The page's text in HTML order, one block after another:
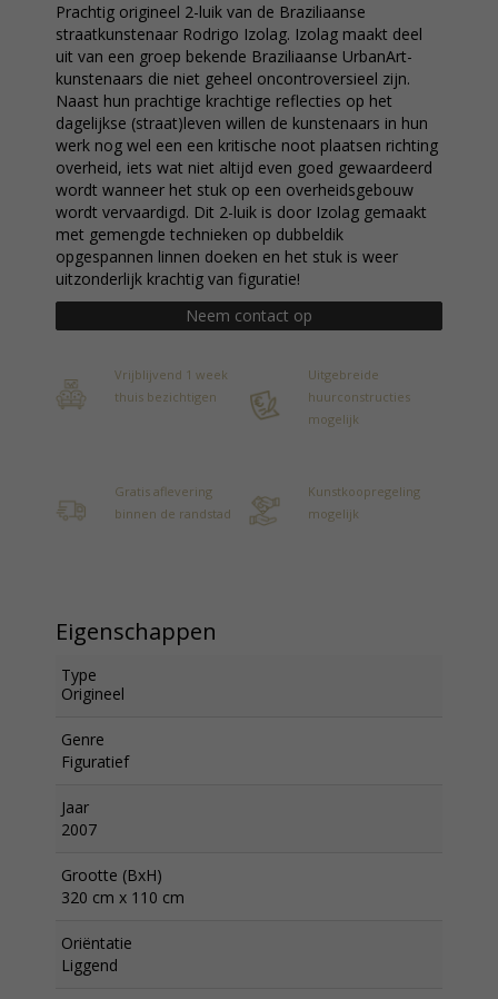
Prachtig origineel 2-luik van de Braziliaanse
straatkunstenaar Rodrigo Izolag. Izolag maakt deel
uit van een groep bekende Braziliaanse UrbanArt-
kunstenaars die niet geheel oncontroversieel zijn.
Naast hun prachtige krachtige reflecties op het
dagelijkse (straat)leven willen de kunstenaars in hun
werk nog wel een een kritische noot plaatsen richting
overheid, iets wat niet altijd even goed gewaardeerd
wordt wanneer het stuk op een overheidsgebouw
wordt vervaardigd. Dit 2-luik is door Izolag gemaakt
met gemengde technieken op dubbeldik
opgespannen linnen doeken en het stuk is weer
uitzonderlijk krachtig van figuratie!
Neem contact op
Vrijblijvend 1 week
thuis bezichtigen
Uitgebreide
huurconstructies
mogelijk
Gratis aflevering
binnen de randstad
Kunstkoopregeling
mogelijk
Eigenschappen
Type
Origineel
Genre
Figuratief
Jaar
2007
Grootte (BxH)
320 cm x 110 cm
Oriëntatie
Liggend